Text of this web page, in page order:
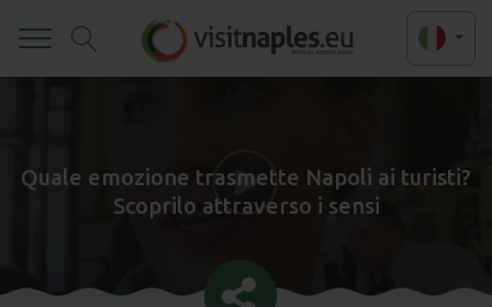
Quale emozione trasmette Napoli ai turisti?
Scoprilo attraverso i sensi